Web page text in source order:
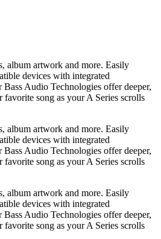
album artwork and more. Easily
devices with integrated
Audio Technologies offer deeper,
song as your A Series scrolls
album artwork and more. Easily
devices with integrated
Audio Technologies offer deeper,
song as your A Series scrolls
album artwork and more. Easily
devices with integrated
Audio Technologies offer deeper,
song as your A Series scrolls